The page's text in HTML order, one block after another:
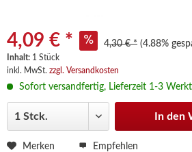
4,09 € * 4,30 € * (4.88%
Inhalt: 1 Stück
inkl. MwSt. zzgl. Versandkosten
Sofort versandfertig, Lieferzeit 1-3
In den
Merken Empfehlen